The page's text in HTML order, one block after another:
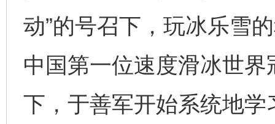
动”的号召下，玩冰乐雪
中国第一位速度滑冰世
下，于善军开始系统地